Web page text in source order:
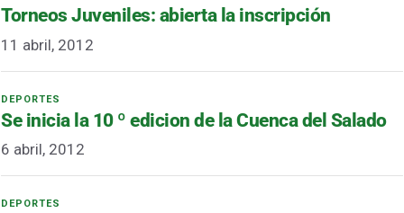
Torneos Juveniles: abierta la inscripción
11 abril, 2012
Se inicia la 10 º edicion de la Cuenca del Salado
6 abril, 2012